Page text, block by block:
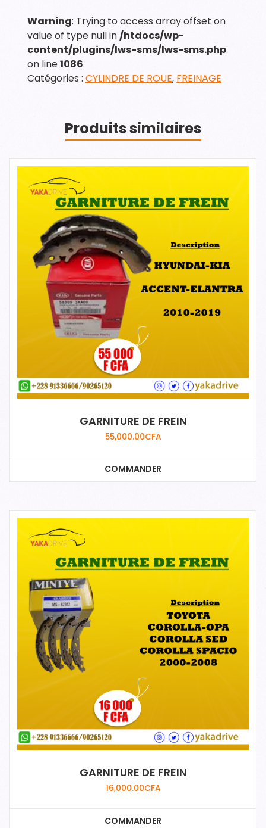
Warning: Trying to access array offset on
value of type null in/htdocs/wp-
content/plugins/lws-sms/lws-sms.php
on line1086
Catégories : CYLINDRE DE ROUE, FREINAGE
Produits similaires
GARNITURE DE FREIN
55,000.00CFA
COMMANDER
GARNITURE DE FREIN
16,000.00CFA
COMMANDER